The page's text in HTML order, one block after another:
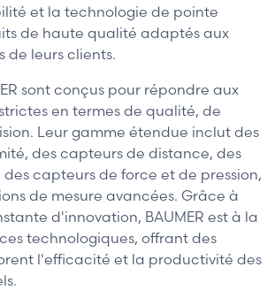
et la technologie de pointe
de haute qualité adaptés aux
de leurs clients.
sont conçus pour répondre aux
en termes de qualité, de
Leur gamme étendue inclut des
des capteurs de distance, des
capteurs de force et de pression,
de mesure avancées. Grâce à
d'innovation, BAUMER est à la
technologiques, offrant des
l'efficacité et la productivité des